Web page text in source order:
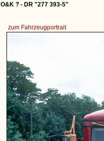
O&K ? - DR "277 393-5"
zum Fahrzeugportrait